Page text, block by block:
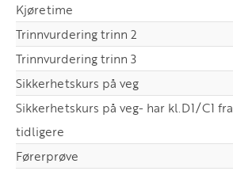
Kjøretime
Trinnvurdering trinn 2
Trinnvurdering trinn 3
Sikkerhetskurs på veg
Sikkerhetskurs på veg- har kl.D1/C1 fra
tidligere
Førerprøve